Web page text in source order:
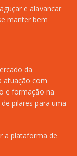
e alavancar
manter bem
da
atuação com
e formação na
pilares para uma
a plataforma de